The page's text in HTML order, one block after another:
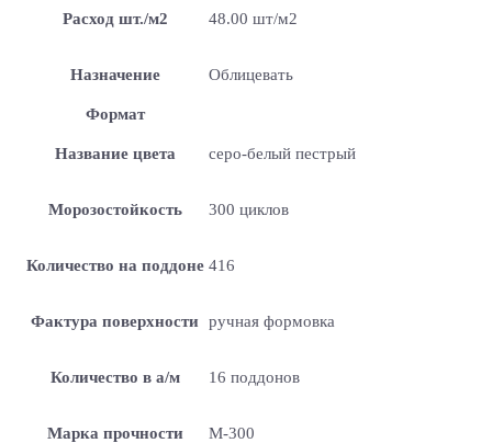
Расход шт./м2 48.00 шт/м2
Назначение Облицевать
Формат
Название цвета серо-белый пестрый
Морозостойкость 300 циклов
Количество на поддоне 416
Фактура поверхности ручная формовка
Количество в а/м 16 поддонов
Марка прочности М-300